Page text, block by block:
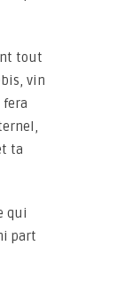
tout
vin
ta
qui
part